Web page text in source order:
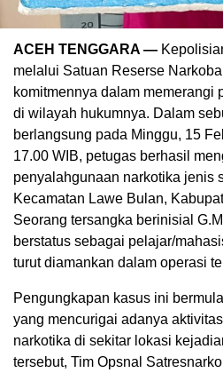
ACEH TENGGARA —
melalui Satuan Reserse
komitmennya dalam memerangi
di wilayah hukumnya. Dalam
berlangsung pada Minggu, 15
17.00 WIB, petugas berhasil
penyalahgunaan narkotika jenis
Kecamatan Lawe Bulan,
Seorang tersangka berinisial
berstatus sebagai pelajar/
turut diamankan dalam operasi
Pengungkapan kasus ini
yang mencurigai adanya
narkotika di sekitar lokasi
tersebut, Tim Opsnal